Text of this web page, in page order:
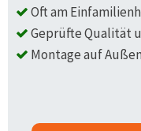
Oft am
Geprüfte Qualität
Montage auf